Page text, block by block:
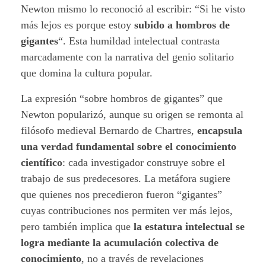
E
l
r
o
s
t
r
o
d
e
Newton mismo lo reconoció al escribir: “Si he visto
más lejos es porque estoy subido a hombros de
gigantes“. Esta humildad intelectual contrasta
marcadamente con la narrativa del genio solitario
que domina la cultura popular.
La expresión “sobre hombros de gigantes” que
Newton popularizó, aunque su origen se remonta al
filósofo medieval Bernardo de Chartres, encapsula
una verdad fundamental sobre el conocimiento
científico: cada investigador construye sobre el
trabajo de sus predecesores. La metáfora sugiere
que quienes nos precedieron fueron “gigantes”
cuyas contribuciones nos permiten ver más lejos,
pero también implica que la estatura intelectual se
logra mediante la acumulación colectiva de
conocimiento, no a través de revelaciones